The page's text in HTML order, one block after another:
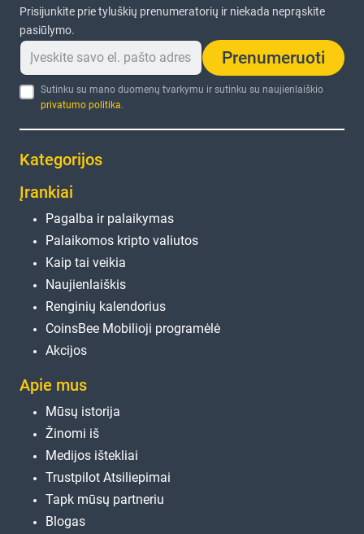
Prisijunkite prie tyluškių prenumeratorių ir niekada neprąskite
pasiūlymo.
Prenumeruoti
Sutinku su mano duomenų tvarkymu ir sutinku su naujienlaiškio
privatumo politika.
Kategorijos
Įrankiai
Pagalba ir palaikymas
Palaikomos kripto valiutos
Kaip tai veikia
Naujienlaiškis
Renginių kalendorius
CoinsBee Mobilioji programėlė
Akcijos
Apie mus
Mūsų istorija
Žinomi iš
Medijos ištekliai
Trustpilot Atsiliepimai
Tapk mūsų partneriu
Blogas